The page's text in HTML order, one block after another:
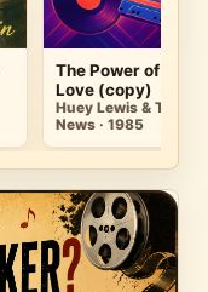
The Power of
Love (copy)
Huey Lewis & The
News · 1985